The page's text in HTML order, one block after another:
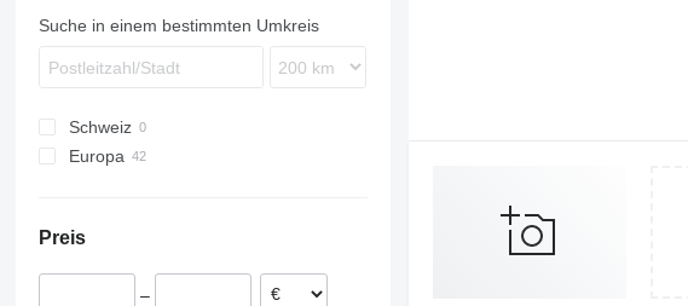
Suche in einem bestimmten Umkreis
Schweiz
Europa
Österreich
Belgien
Preis
–